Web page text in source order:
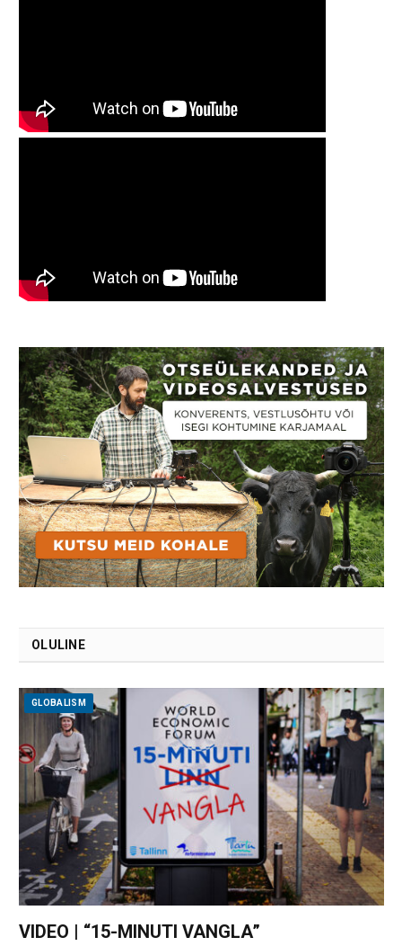
OLULINE
GLOBALISM
VIDEO | “15-MINUTI VANGLA”